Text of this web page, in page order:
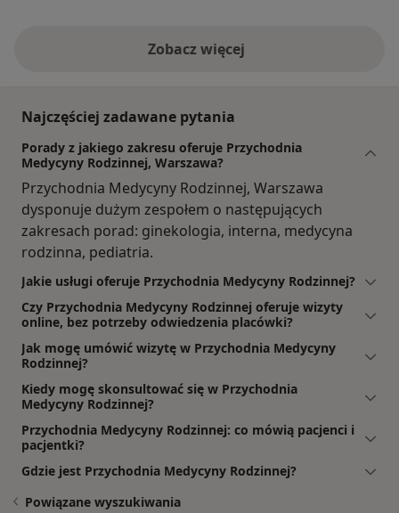
Zobacz więcej
Najczęściej zadawane pytania
Porady z jakiego zakresu oferuje Przychodnia
Medycyny Rodzinnej, Warszawa?
Przychodnia Medycyny Rodzinnej, Warszawa
dysponuje dużym zespołem o następujących
zakresach porad: ginekologia, interna, medycyna
rodzinna, pediatria.
Jakie usługi oferuje Przychodnia Medycyny Rodzinnej?
Czy Przychodnia Medycyny Rodzinnej oferuje wizyty
online, bez potrzeby odwiedzenia placówki?
Jak mogę umówić wizytę w Przychodnia Medycyny
Rodzinnej?
Kiedy mogę skonsultować się w Przychodnia
Medycyny Rodzinnej?
Przychodnia Medycyny Rodzinnej: co mówią pacjenci i
pacjentki?
Gdzie jest Przychodnia Medycyny Rodzinnej?
Powiązane wyszukiwania